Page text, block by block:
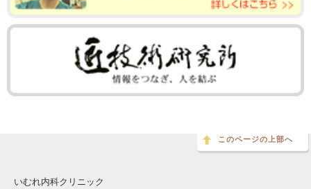
このページの上部へ
いむれ内科クリニック